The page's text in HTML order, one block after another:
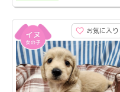
お気に入り